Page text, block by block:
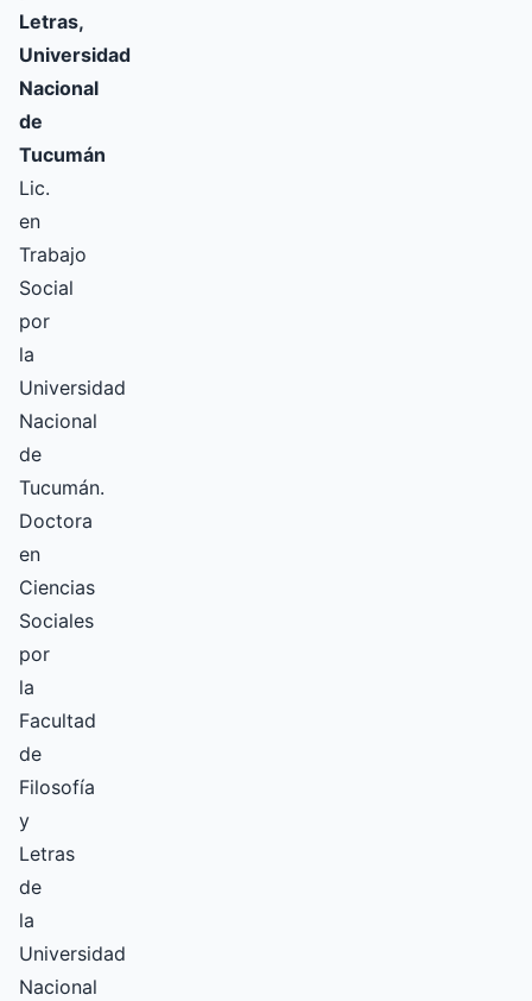
Letras,
Universidad
Nacional
de
Tucumán
Lic.
en
Trabajo
Social
por
la
Universidad
Nacional
de
Tucumán.
Doctora
en
Ciencias
Sociales
por
la
Facultad
de
Filosofía
y
Letras
de
la
Universidad
Nacional